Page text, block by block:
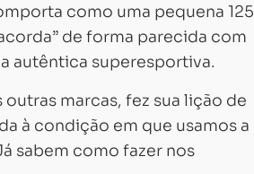
como uma pequena 125
de forma parecida com
autêntica superesportiva.
marcas, fez sua lição de
à condição em que usamos a
sabem como fazer nos